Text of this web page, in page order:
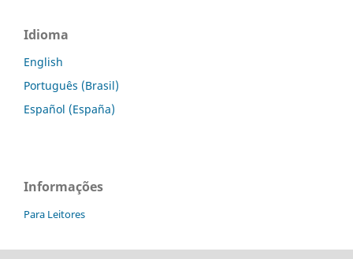
Idioma
English
Português (Brasil)
Español (España)
Informações
Para Leitores